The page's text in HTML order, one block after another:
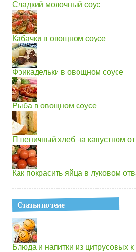
Сладкий молочный соус
Кабачки в овощном соусе
Фрикадельки в овощном соусе
Рыба в овощном соусе
Пшеничный хлеб на капустном
Как покрасить яйца в луковом
Статьи по теме
Блюда и напитки из цитрусовых к